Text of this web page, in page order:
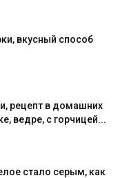
вкусный способ
рецепт в домашних
ведре, с горчицей...
стало серым, как